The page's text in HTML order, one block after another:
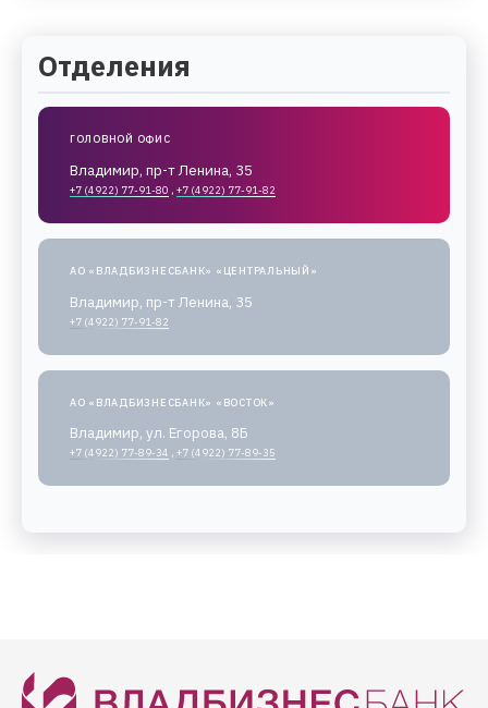
Отделения
ГОЛОВНОЙ ОФИС
Владимир, пр-т Ленина, 35
+7 (4922) 77-91-80 , +7 (4922) 77-91-82
АО «ВЛАДБИЗНЕСБАНК» «ЦЕНТРАЛЬНЫЙ»
Владимир, пр-т Ленина, 35
+7 (4922) 77-91-82
АО «ВЛАДБИЗНЕСБАНК» «ВОСТОК»
Владимир, ул. Егорова, 8Б
+7 (4922) 77-89-34 , +7 (4922) 77-89-35